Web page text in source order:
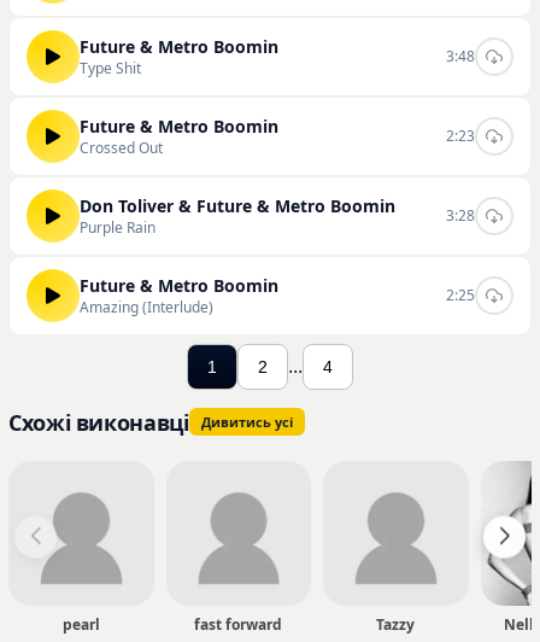
Future & Metro Boomin
Type Shit
3:48
Future & Metro Boomin
Crossed Out
2:23
Don Toliver & Future & Metro Boomin
Purple Rain
3:28
Future & Metro Boomin
Amazing (Interlude)
2:25
1 2 ... 4
Схожі виконавці Дивитись усі
pearl fast forward Tazzy